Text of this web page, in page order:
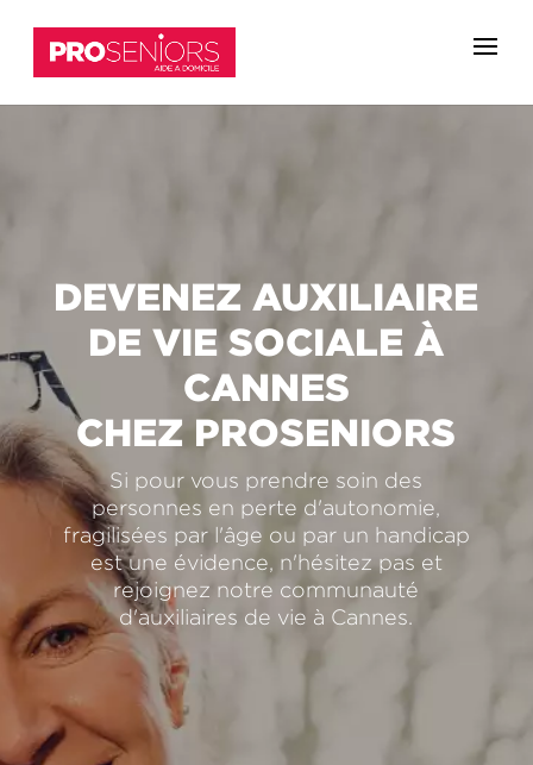
DEVENEZ AUXILIAIRE
DE VIE SOCIALE À
CANNES
CHEZ PROSENIORS
Si pour vous prendre soin des
personnes en perte d'autonomie,
fragilisées par l'âge ou par un handicap
est une évidence, n'hésitez pas et
rejoignez notre communauté
d'auxiliaires de vie à Cannes.